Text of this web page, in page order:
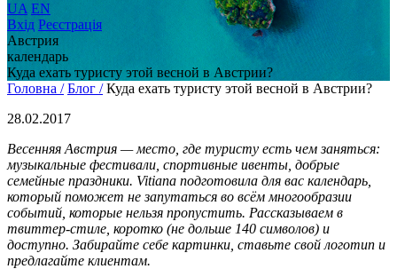
UA EN
Вхід Реєстрація
Австрия
календарь
Куда ехать туристу этой весной в Австрии?
Головна / Блог / Куда ехать туристу этой весной в Австрии?
28.02.2017
Весенняя Австрия — место, где туристу есть чем заняться:
музыкальные фестивали, спортивные ивенты, добрые
семейные праздники. Vitiana подготовила для вас календарь,
который поможет не запутаться во всём многообразии
событий, которые нельзя пропустить. Рассказываем в
твиттер-стиле, коротко (не дольше 140 символов) и
доступно. Забирайте себе картинки, ставьте свой логотип и
предлагайте клиентам.